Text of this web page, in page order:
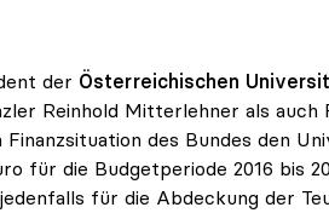
der Österreichischen
Reinhold Mitterlehner als auch
des Bundes den
für die Budgetperiode 2016 bis
für die Abdeckung der